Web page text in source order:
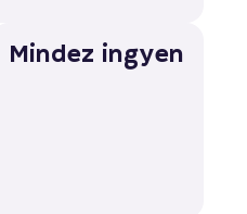
Mindez ingyen